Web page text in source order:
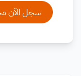
سجل الآن